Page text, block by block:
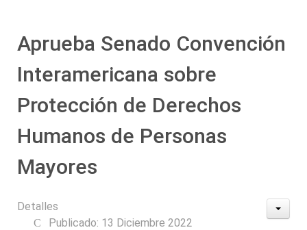
Aprueba Senado Convención
Interamericana sobre
Protección de Derechos
Humanos de Personas
Mayores
Detalles
Publicado: 13 Diciembre 2022